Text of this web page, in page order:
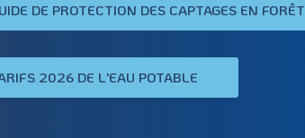
DE PROTECTION DES CAPTAGES EN FORÊT
2026 DE L'EAU POTABLE